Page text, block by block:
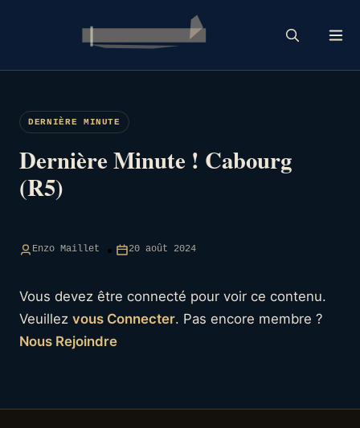
DERNIÈRE MINUTE
Dernière Minute ! Cabourg
(R5)
Enzo Maillet 20 août 2024
Vous devez être connecté pour voir ce contenu.
Veuillez vous Connecter. Pas encore membre ?
Nous Rejoindre